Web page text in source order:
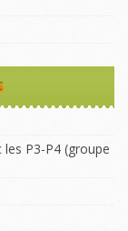
P3-P4 (groupe